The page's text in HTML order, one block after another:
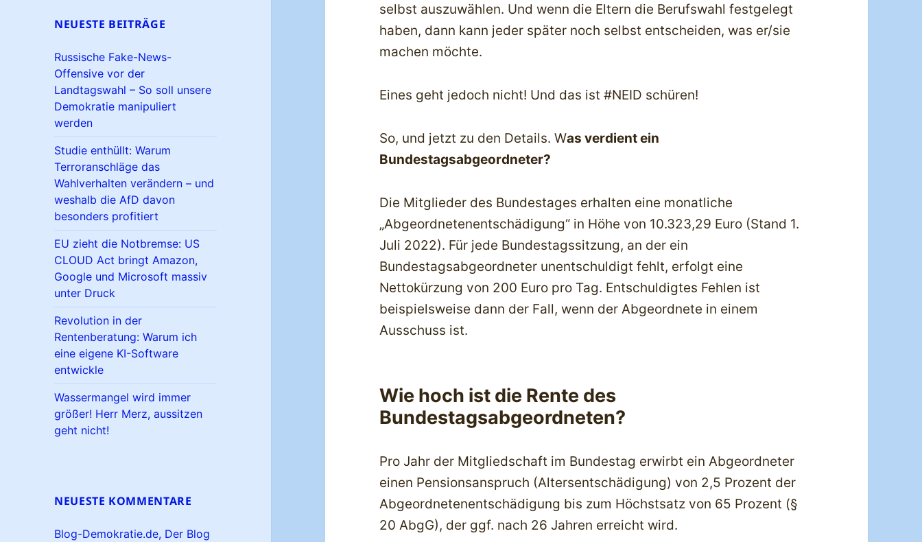
NEUESTE BEITRÄGE
Russische Fake-News-
Offensive vor der
Landtagswahl – So soll unsere
Demokratie manipuliert
werden
Studie enthüllt: Warum
Terroranschläge das
Wahlverhalten verändern – und
weshalb die AfD davon
besonders profitiert
EU zieht die Notbremse: US
CLOUD Act bringt Amazon,
Google und Microsoft massiv
unter Druck
Revolution in der
Rentenberatung: Warum ich
eine eigene KI-Software
entwickle
Wassermangel wird immer
größer! Herr Merz, aussitzen
geht nicht!
NEUESTE KOMMENTARE
Blog-Demokratie.de, Der Blog
selbst auszuwählen. Und wenn die Eltern die Berufswahl festgelegt
haben, dann kann jeder später noch selbst entscheiden, was er/sie
machen möchte.
Eines geht jedoch nicht! Und das ist #NEID schüren!
So, und jetzt zu den Details. Was verdient ein
Bundestagsabgeordneter?
Die Mitglieder des Bundestages erhalten eine monatliche
„Abgeordnetenentschädigung“ in Höhe von 10.323,29 Euro (Stand 1.
Juli 2022). Für jede Bundestagssitzung, an der ein
Bundestagsabgeordneter unentschuldigt fehlt, erfolgt eine
Nettokürzung von 200 Euro pro Tag. Entschuldigtes Fehlen ist
beispielsweise dann der Fall, wenn der Abgeordnete in einem
Ausschuss ist.
Wie hoch ist die Rente des
Bundestagsabgeordneten?
Pro Jahr der Mitgliedschaft im Bundestag erwirbt ein Abgeordneter
einen Pensionsanspruch (Altersentschädigung) von 2,5 Prozent der
Abgeordnetenentschädigung bis zum Höchstsatz von 65 Prozent (§
20 AbgG), der ggf. nach 26 Jahren erreicht wird.